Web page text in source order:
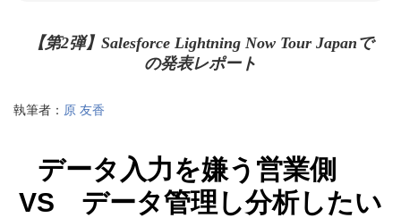
【第2弾】Salesforce Lightning Now Tour Japanで
の発表レポート
執筆者： 原 友香
データ入力を嫌う営業側
VS データ管理し分析したい